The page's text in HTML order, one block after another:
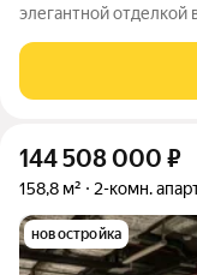
элегантной
и гостиной, 2
остекление и
144 508 000 ₽
158,8 м² 2-комн.
новостройка